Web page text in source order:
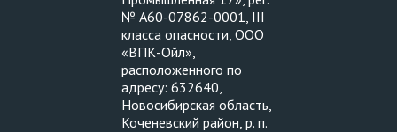
№ А60-07862-0001, III
класса опасности, ООО
«ВПК-Ойл»,
расположенного по
адресу: 632640,
Новосибирская область,
Коченевский район, р. п.